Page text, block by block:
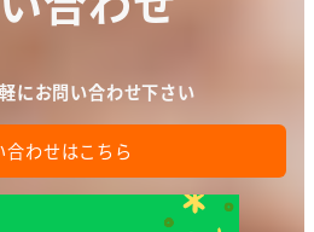
にお問い合わせ下さい
合わせはこちら